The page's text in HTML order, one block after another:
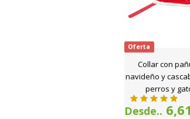
Oferta
Collar con
navideño y
perros y
Desde..